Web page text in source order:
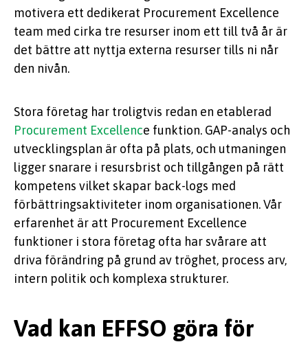
motivera ett dedikerat Procurement Excellence
team med cirka tre resurser inom ett till två år är
det bättre att nyttja externa resurser tills ni når
den nivån.
Stora företag har troligtvis redan en etablerad
Procurement Excellence funktion. GAP-analys och
utvecklingsplan är ofta på plats, och utmaningen
ligger snarare i resursbrist och tillgången på rätt
kompetens vilket skapar back-logs med
förbättringsaktiviteter inom organisationen. Vår
erfarenhet är att Procurement Excellence
funktioner i stora företag ofta har svårare att
driva förändring på grund av tröghet, process arv,
intern politik och komplexa strukturer.
Vad kan EFFSO göra för